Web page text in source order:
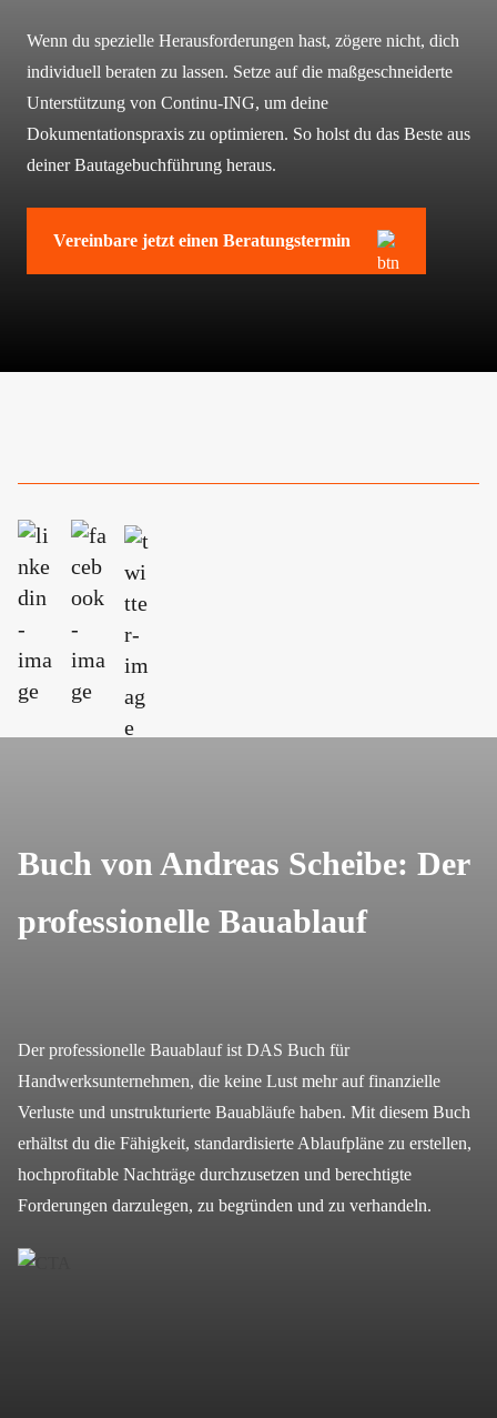
Wenn du spezielle Herausforderungen hast, zögere nicht, dich
individuell beraten zu lassen. Setze auf die maßgeschneiderte
Unterstützung von Continu-ING, um deine
Dokumentationspraxis zu optimieren. So holst du das Beste aus
deiner Bautagebuchführung heraus.
Vereinbare jetzt einen Beratungstermin
Buch von Andreas Scheibe: Der
professionelle Bauablauf
Der professionelle Bauablauf ist DAS Buch für
Handwerksunternehmen, die keine Lust mehr auf finanzielle
Verluste und unstrukturierte Bauabläufe haben. Mit diesem Buch
erhältst du die Fähigkeit, standardisierte Ablaufpläne zu erstellen,
hochprofitable Nachträge durchzusetzen und berechtigte
Forderungen darzulegen, zu begründen und zu verhandeln.